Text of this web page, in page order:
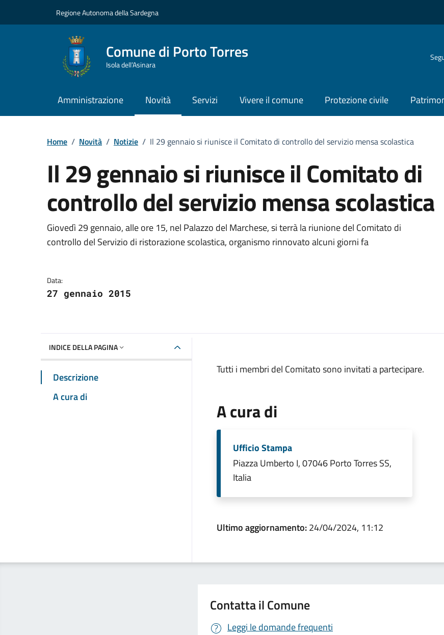
Regione Autonoma della Sardegna
Comune di Porto Torres
Isola dell’Asinara
Amministrazione Novità Servizi Vivere il comune Protezione civile
Home / Novità / Notizie / Il 29 gennaio si riunisce il Comitato di controllo del servizio mensa scolastica
Il 29 gennaio si riunisce il Comitato di
controllo del servizio mensa scolastica
Dettagli della notizia
Giovedì 29 gennaio, alle ore 15, nel Palazzo del Marchese, si terrà la riunione del Comitato di
controllo del Servizio di ristorazione scolastica, organismo rinnovato alcuni giorni fa
Data:
27 gennaio 2015
INDICE DELLA PAGINA
Descrizione
A cura di
Tutti i membri del Comitato sono invitati a partecipare.
A cura di
Ufficio Stampa
Piazza Umberto I, 07046 Porto Torres SS,
Italia
Ultimo aggiornamento:24/04/2024, 11:12
Contatta il Comune
Leggi le domande frequenti